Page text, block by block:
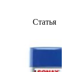
Статья